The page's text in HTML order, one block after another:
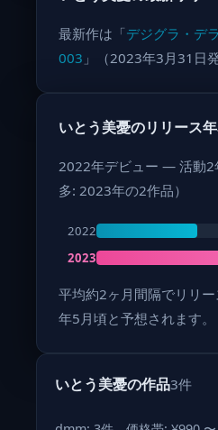
最新作は「デジグラ・デ
003 」（2023年3月31日
いとう美憂のリリース
2022年デビュー — 活動2
多: 2023年の2作品）
2022
2023
平均約2ヶ月間隔でリリ
年5月頃と予想されます。
いとう美憂の作品3件